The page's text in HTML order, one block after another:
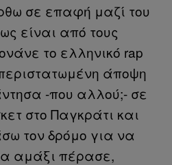
σε επαφή μαζί του
είναι από τους
το ελληνικό rap
άποψη
-που αλλού;- σε
στο Παγκράτι και
τον δρόμο για να
αμάξι πέρασε,